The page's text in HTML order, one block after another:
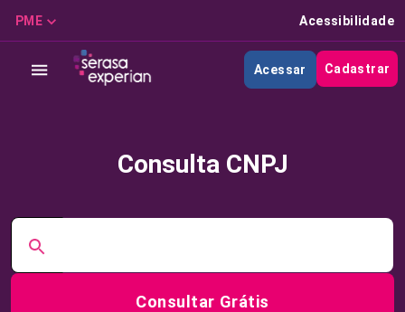
PME Acessibilidade
Acessar Cadastrar
Consulta CNPJ
Consultar Grátis